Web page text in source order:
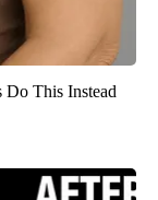
Do This Instead